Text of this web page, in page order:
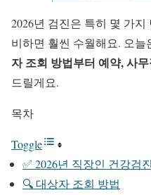
2026년 검진은 특히 몇 가
비하면 훨씬 수월해요. 오늘
자 조회 방법부터 예약, 사
드릴게요.
목차
Toggle
✅ 2026년 직장인 건강검
🔍 대상자 조회 방법